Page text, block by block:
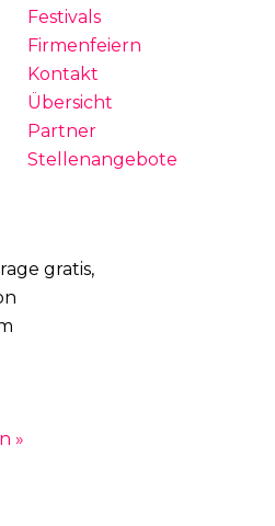
Festivals
Firmenfeiern
Kontakt
Übersicht
Partner
Stellenangebote
gratis,
»